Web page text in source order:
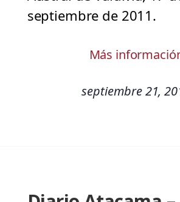
septiembre de 2011.
Más
septiembre 21,